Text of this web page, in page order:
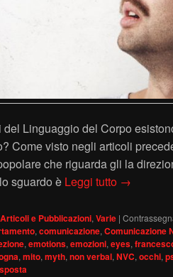
del Linguaggio del Corpo
Come visto negli articoli
che riguarda gli la
sguardo è Leggi tutto I grandi
→
Articoli e Pubblicazioni, Varie |
, comunicazione, Comunicazione
, emotions, emozioni, eyes,
, mito, myth, non verbal, NVC, occhi,